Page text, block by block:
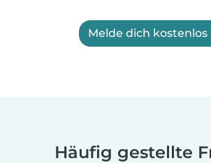
Melde dich kostenlos
Häufig gestellte